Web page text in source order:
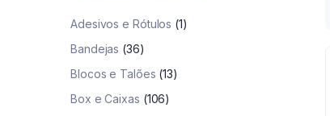
Adesivos e Rótulos (1)
Bandejas (36)
Blocos e Talões (13)
Box e Caixas (106)